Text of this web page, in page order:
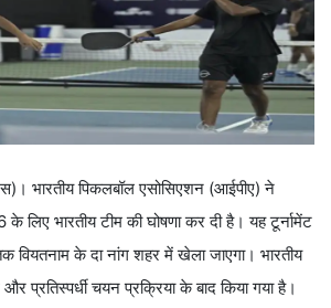
भारतीय पिकलबॉल एसोसिएशन (आईपीए) ने
लिए भारतीय टीम की घोषणा कर दी है। यह टूर्नामेंट
के दा नांग शहर में खेला जाएगा। भारतीय
प्रतिस्पर्धी चयन प्रक्रिया के बाद किया गया है।